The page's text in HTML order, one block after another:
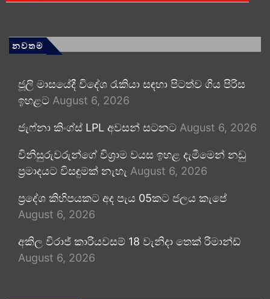
නවතම
ජූලි මාසයේදී විදේශ රැකියා සඳහා පිටත්ව ගිය පිරිස
ඉහළට August 6, 2026
ජැෆ්නා කිංග්ස් LPL අවසන් සටනට August 6, 2026
විනිසුරුවරුන්ගේ විශ්‍රාම වයස ඉහළ දැමීමෙන් නඩු
ප්‍රමාදයට විසඳුමක් නැහැ August 6, 2026
ප්‍රදේශ කිහිපයකට අද පැය 05කට ජලය කැපේ
August 6, 2026
අකිල විරාජ් කාරියවසම් 18 වැනිදා තෙක් රිමාන්ඩ්
August 6, 2026